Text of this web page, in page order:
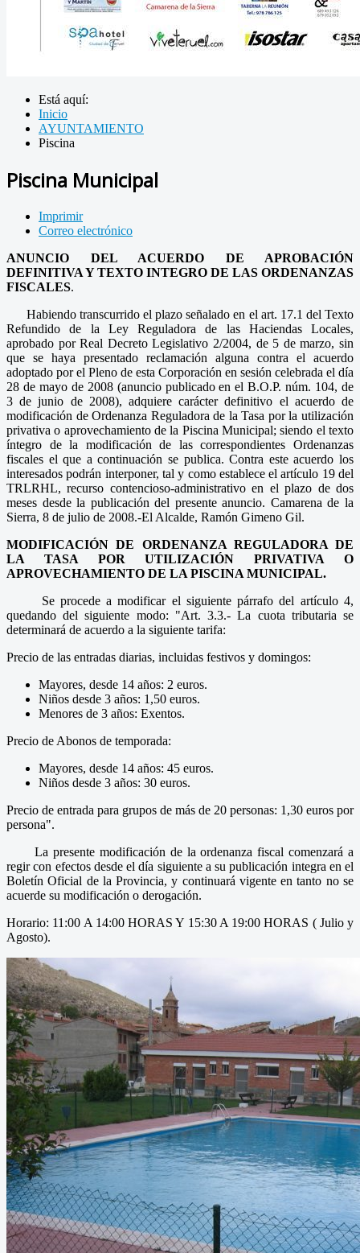
Está aquí:
Inicio
AYUNTAMIENTO
Piscina
Piscina Municipal
Imprimir
Correo electrónico
ANUNCIO DEL ACUERDO DE APROBACIÓN
DEFINITIVA Y TEXTO INTEGRO DE LAS ORDENANZAS
FISCALES.
Habiendo transcurrido el plazo señalado en el art. 17.1 del Texto
Refundido de la Ley Reguladora de las Haciendas Locales,
aprobado por Real Decreto Legislativo 2/2004, de 5 de marzo, sin
que se haya presentado reclamación alguna contra el acuerdo
adoptado por el Pleno de esta Corporación en sesión celebrada el día
28 de mayo de 2008 (anuncio publicado en el B.O.P. núm. 104, de
3 de junio de 2008), adquiere carácter definitivo el acuerdo de
modificación de Ordenanza Reguladora de la Tasa por la utilización
privativa o aprovechamiento de la Piscina Municipal; siendo el texto
íntegro de la modificación de las correspondientes Ordenanzas
fiscales el que a continuación se publica. Contra este acuerdo los
interesados podrán interponer, tal y como establece el artículo 19 del
TRLRHL, recurso contencioso-administrativo en el plazo de dos
meses desde la publicación del presente anuncio. Camarena de la
Sierra, 8 de julio de 2008.-El Alcalde, Ramón Gimeno Gil.
MODIFICACIÓN DE ORDENANZA REGULADORA DE
LA TASA POR UTILIZACIÓN PRIVATIVA O
APROVECHAMIENTO DE LA PISCINA MUNICIPAL.
Se procede a modificar el siguiente párrafo del artículo 4,
quedando del siguiente modo: "Art. 3.3.- La cuota tributaria se
determinará de acuerdo a la siguiente tarifa:
Precio de las entradas diarias, incluidas festivos y domingos:
Mayores, desde 14 años: 2 euros.
Niños desde 3 años: 1,50 euros.
Menores de 3 años: Exentos.
Precio de Abonos de temporada:
Mayores, desde 14 años: 45 euros.
Niños desde 3 años: 30 euros.
Precio de entrada para grupos de más de 20 personas: 1,30 euros por
persona".
La presente modificación de la ordenanza fiscal comenzará a
regir con efectos desde el día siguiente a su publicación integra en el
Boletín Oficial de la Provincia, y continuará vigente en tanto no se
acuerde su modificación o derogación.
Horario: 11:00 A 14:00 HORAS Y 15:30 A 19:00 HORAS ( Julio y
Agosto).